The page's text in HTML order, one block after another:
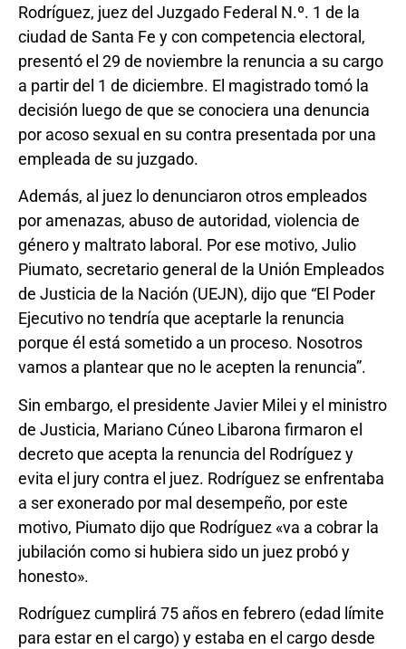
Rodríguez, juez del Juzgado Federal N.º. 1 de la
ciudad de Santa Fe y con competencia electoral,
presentó el 29 de noviembre la renuncia a su cargo
a partir del 1 de diciembre. El magistrado tomó la
decisión luego de que se conociera una denuncia
por acoso sexual en su contra presentada por una
empleada de su juzgado.
Además, al juez lo denunciaron otros empleados
por amenazas, abuso de autoridad, violencia de
género y maltrato laboral. Por ese motivo, Julio
Piumato, secretario general de la Unión Empleados
de Justicia de la Nación (UEJN), dijo que “El Poder
Ejecutivo no tendría que aceptarle la renuncia
porque él está sometido a un proceso. Nosotros
vamos a plantear que no le acepten la renuncia”.
Sin embargo, el presidente Javier Milei y el ministro
de Justicia, Mariano Cúneo Libarona firmaron el
decreto que acepta la renuncia del Rodríguez y
evita el jury contra el juez. Rodríguez se enfrentaba
a ser exonerado por mal desempeño, por este
motivo, Piumato dijo que Rodríguez «va a cobrar la
jubilación como si hubiera sido un juez probó y
honesto».
Rodríguez cumplirá 75 años en febrero (edad límite
para estar en el cargo) y estaba en el cargo desde